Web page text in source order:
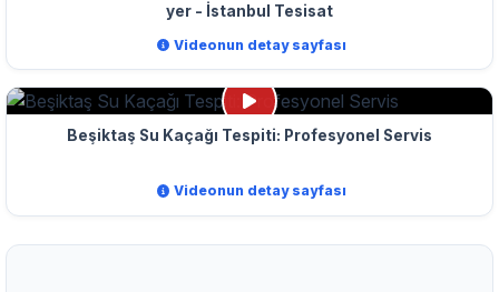
yer - İstanbul Tesisat
Videonun detay sayfası
Beşiktaş Su Kaçağı Tespiti: Profesyonel Servis
Videonun detay sayfası